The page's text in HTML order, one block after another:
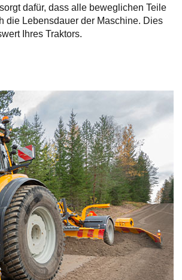
dafür, dass alle beweglichen Teile
die Lebensdauer der Maschine. Dies
Ihres Traktors.